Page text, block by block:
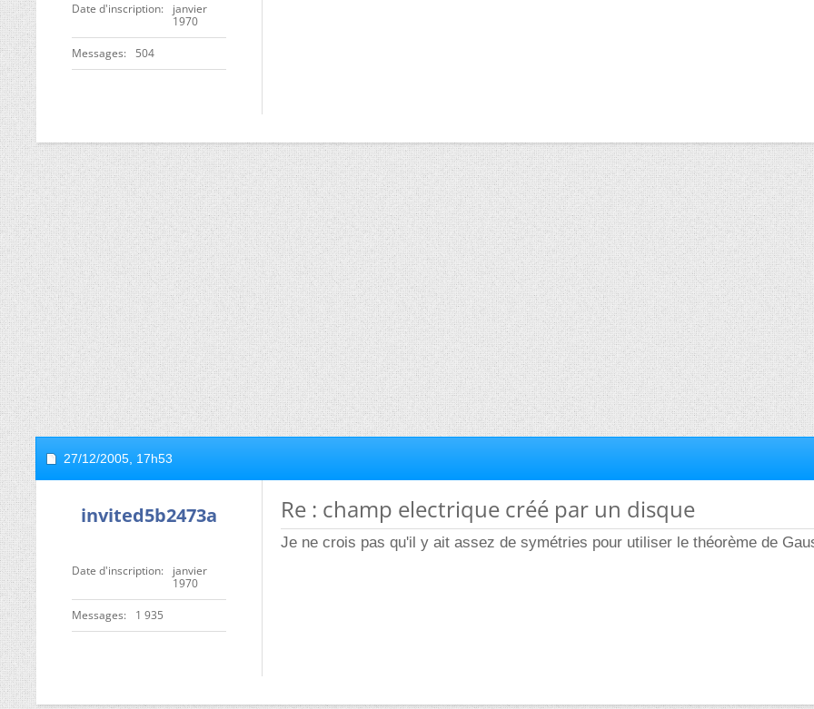
Date d'inscription
janvier
1970
Messages 504
27/12/2005, 17h53
invited5b2473a
Date d'inscription
janvier
1970
Messages 1 935
Re : champ electrique créé par un disque
Je ne crois pas qu'il y ait assez de symétries pour utiliser le théorème de